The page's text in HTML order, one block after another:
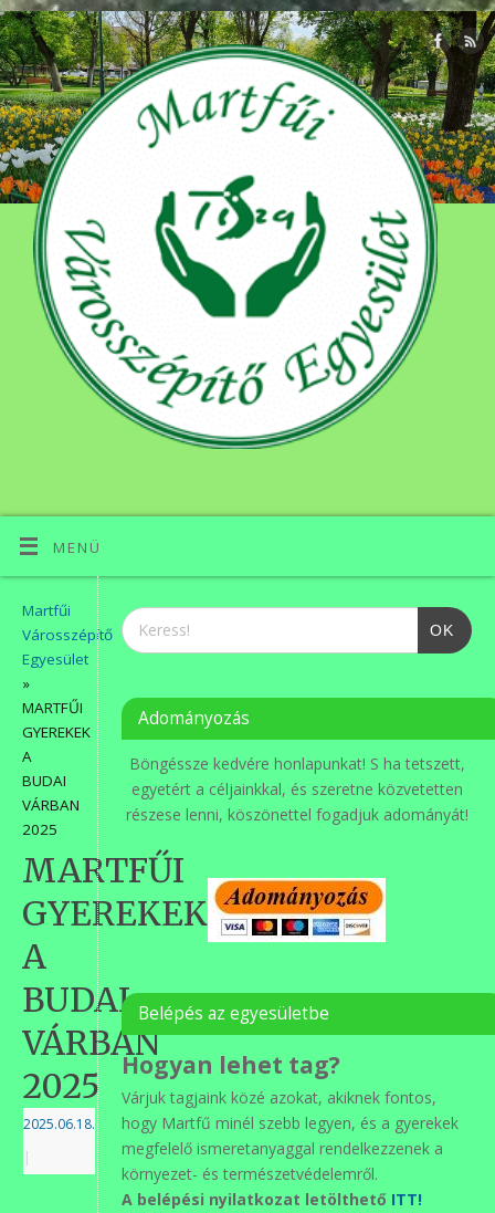
MENÜ
Martfűi
Városszépítő
Egyesület
»
MARTFŰI
GYEREKEK
A
BUDAI
VÁRBAN
2025
MARTFŰI
GYEREKEK
A
BUDAI
VÁRBAN
2025
2025.06.18.
|
OK
Adományozás
Böngéssze kedvére honlapunkat! S ha tetszett,
egyetért a céljainkkal, és szeretne közvetetten
részese lenni, köszönettel fogadjuk adományát!
Belépés az egyesületbe
Hogyan lehet tag?
Várjuk tagjaink közé azokat, akiknek fontos,
hogy Martfű minél szebb legyen, és a gyerekek
megfelelő ismeretanyaggal rendelkezzenek a
környezet- és természetvédelemről.
A belépési nyilatkozat letölthető ITT!